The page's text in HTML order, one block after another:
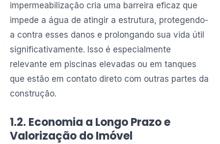
impermeabilização cria uma barreira eficaz que
impede a água de atingir a estrutura, protegendo-
a contra esses danos e prolongando sua vida útil
significativamente. Isso é especialmente
relevante em piscinas elevadas ou em tanques
que estão em contato direto com outras partes da
construção.
1.2. Economia a Longo Prazo e
Valorização do Imóvel